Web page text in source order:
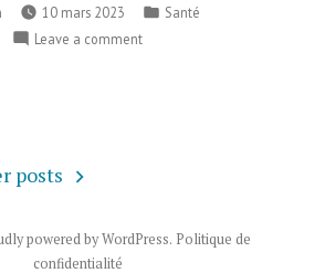
10 mars 2023
Santé
Leave a comment
posts
powered by WordPress. Politique de
confidentialité